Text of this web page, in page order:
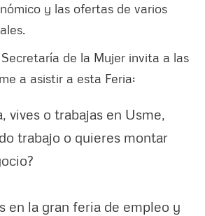
y las ofertas de varios
de la Mujer invita a las
a asistir a esta Feria:
vives o trabajas en Usme,
trabajo o quieres montar
en la gran feria de empleo y